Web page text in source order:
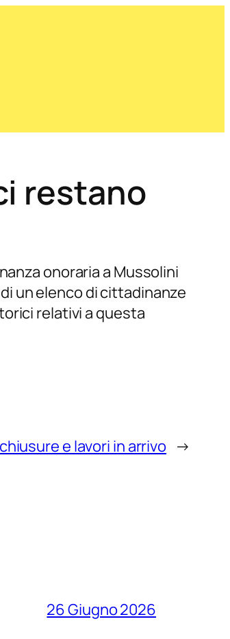
restano
onoraria a Mussolini
un elenco di cittadinanze
relativi a questa
e lavori in arrivo →
26 Giugno 2026